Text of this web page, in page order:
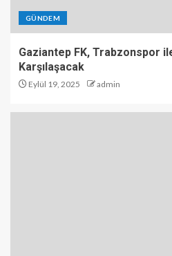
GÜNDEM
Gaziantep FK, Trabzonspor
Karşılaşacak
Eylül 19, 2025 admin